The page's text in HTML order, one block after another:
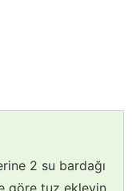
2 su bardağı
göre tuz ekleyin